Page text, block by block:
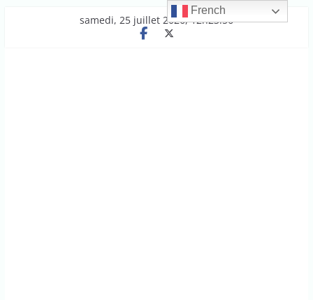
samedi, 25 juillet 2026, 12h23:56
French